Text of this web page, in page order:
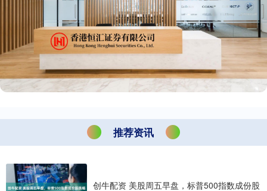
推荐资讯
创牛配资 美股周五早盘，标普500指数成份股